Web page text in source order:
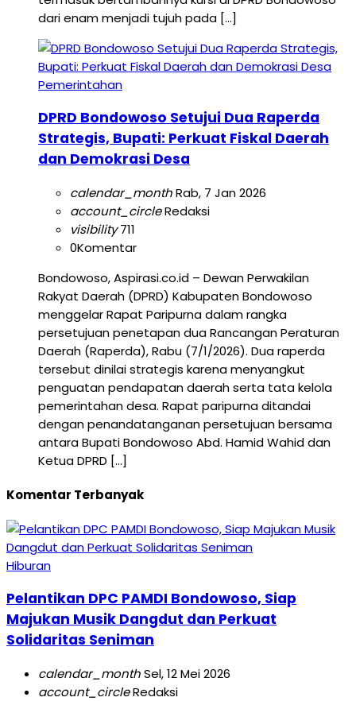
dari enam menjadi tujuh pada […]
Pemerintahan
DPRD Bondowoso Setujui Dua Raperda
Strategis, Bupati: Perkuat Fiskal Daerah
dan Demokrasi Desa
calendar_monthRab, 7 Jan 2026
account_circleRedaksi
visibility711
0Komentar
Bondowoso, Aspirasi.co.id – Dewan Perwakilan
Rakyat Daerah (DPRD) Kabupaten Bondowoso
menggelar Rapat Paripurna dalam rangka
persetujuan penetapan dua Rancangan Peraturan
Daerah (Raperda), Rabu (7/1/2026). Dua raperda
tersebut dinilai strategis karena menyangkut
penguatan pendapatan daerah serta tata kelola
pemerintahan desa. Rapat paripurna ditandai
dengan penandatanganan persetujuan bersama
antara Bupati Bondowoso Abd. Hamid Wahid dan
Ketua DPRD […]
Komentar Terbanyak
Hiburan
Pelantikan DPC PAMDI Bondowoso, Siap
Majukan Musik Dangdut dan Perkuat
Solidaritas Seniman
calendar_monthSel, 12 Mei 2026
account_circleRedaksi